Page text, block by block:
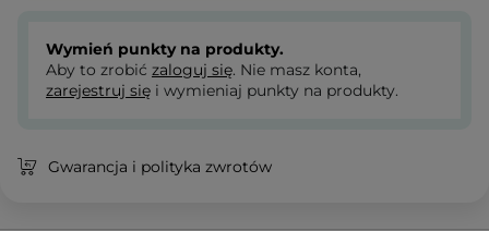
Wymień punkty na produkty.
Aby to zrobić zaloguj się. Nie masz konta,
zarejestruj się i wymieniaj punkty na produkty.
Gwarancja i polityka zwrotów